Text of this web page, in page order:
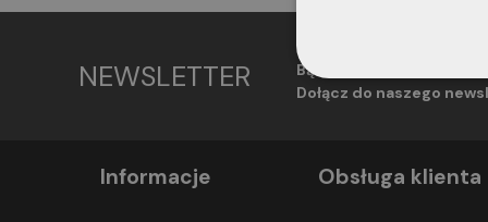
NEWSLETTER
Bądź na bieżąco!
Dołącz do naszego
Informacje Obsługa klienta